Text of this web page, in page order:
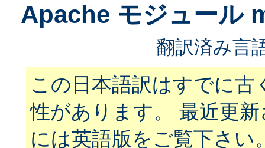
Apache モジュール
翻訳済み言
この日本語訳はすでに古
性があります。 最近更
には英語版をご覧下さい